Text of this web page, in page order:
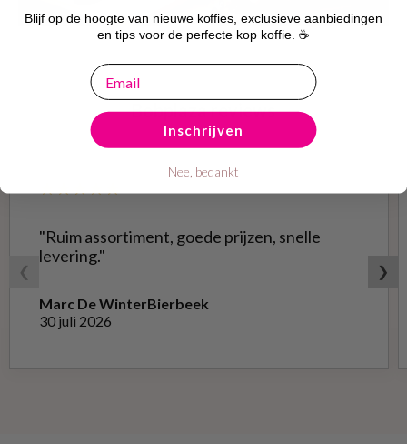
Bobplaza reviews
❮
★★★★★
"Ruim assortiment, goede prijzen, snelle
levering."
Marc De WinterBierbeek
30 juli 2026
❯
Blijf op de hoogte van nieuwe koffies, exclusieve aanbiedingen
en tips voor de perfecte kop koffie. ☕
email
Inschrijven
Nee, bedankt